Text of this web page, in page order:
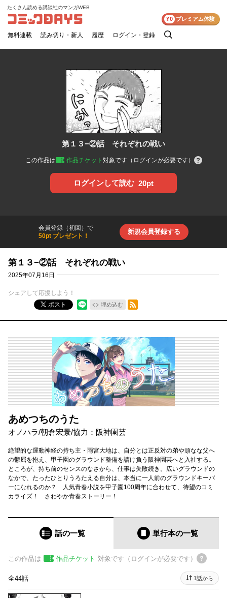
コミックDAYS
たくさん読める講談社のマンガWEB
無料連載 読み切り・新人 履歴 ログイン・登録
検
¥0 プレミアム体験
第１３−②話 それぞれの戦い
この作品は 作品チケット 対象です（ログインが必要です）
ログインして読む 20pt
会員登録（初回）で
50pt プレゼント！
新規会員登録する
第１３−②話 それぞれの戦い
2025年07月16日
シェアして応援しよう！
ポスト
埋め込む
RSSフィード
あめつちのうた
オノハラ/朝倉宏景/協力 ： 阪神園芸
絶望的な運動神経の持ち主・雨宮大地は、自分とは正反対の弟や頑なな父へ
の鬱屈を抱え、甲子園のグラウンド整備を請け負う阪神園芸へと入社する。
ところが、持ち前のセンスのなさから、仕事は失敗続き。広いグラウンドの
なかで、たったひとりうろたえる自分は、本当に一人前のグラウンドキーパ
ーになれるのか？ 人気青春小説を甲子園100周年に合わせて、待望のコミ
カライズ！ さわやか青春ストーリー！
話の一覧 単行本の一覧
この作品は 作品チケット 対象です（ログインが必要です）
全44話 1話から